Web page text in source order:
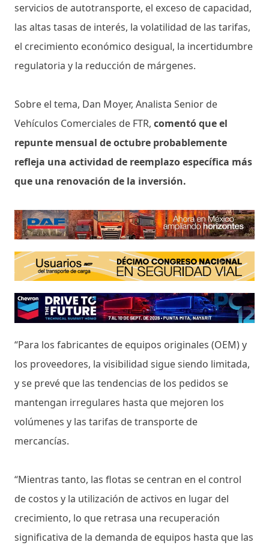
servicios de autotransporte, el exceso de capacidad,
las altas tasas de interés, la volatilidad de las tarifas,
el crecimiento económico desigual, la incertidumbre
regulatoria y la reducción de márgenes.
Sobre el tema, Dan Moyer, Analista Senior de
Vehículos Comerciales de FTR, comentó que el
repunte mensual de octubre probablemente
refleja una actividad de reemplazo específica más
que una renovación de la inversión.
“Para los fabricantes de equipos originales (OEM) y
los proveedores, la visibilidad sigue siendo limitada,
y se prevé que las tendencias de los pedidos se
mantengan irregulares hasta que mejoren los
volúmenes y las tarifas de transporte de
mercancías.
“Mientras tanto, las flotas se centran en el control
de costos y la utilización de activos en lugar del
crecimiento, lo que retrasa una recuperación
significativa de la demanda de equipos hasta que las